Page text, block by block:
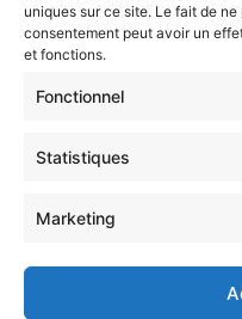
uniques sur ce site. Le fait de
consentement peut avoir un
et fonctions.
Fonctionnel
Statistiques
Marketing
Choisissez :
votre